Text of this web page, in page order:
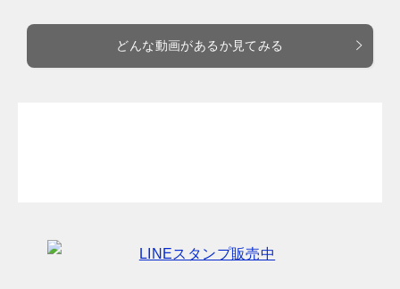
どんな動画があるか見てみる